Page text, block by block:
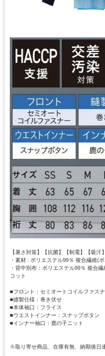
【暑さ対策】【抗菌】【制電】【吸汗
・素材 : ポリエステル99％ 複合繊維(
・背中別布：ポリエステル99％ 複合
コット
■フロント：セミオートコイルファス
■縫製仕様：巻き伏せ
■本体袖口：フライス
■ウエストインナー：スナップボタン
■インナー袖口：鹿の子ニット
※取り寄せ商品、在庫有無、納期後日